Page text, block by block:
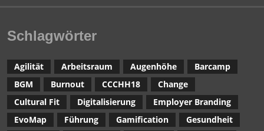
Schlagwörter
Agilität Arbeitsraum Augenhöhe
Barcamp
BGM
Burnout CCCHH18
Change
Cultural Fit
Digitalisierung
Employer Branding
EvoMap
Führung Gamification
Gesundheit